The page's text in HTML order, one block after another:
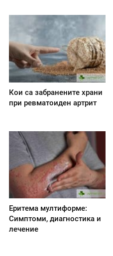
Кои са забранените храни
при ревматоиден артрит
Еритема мултиформе:
Симптоми, диагностика и
лечение